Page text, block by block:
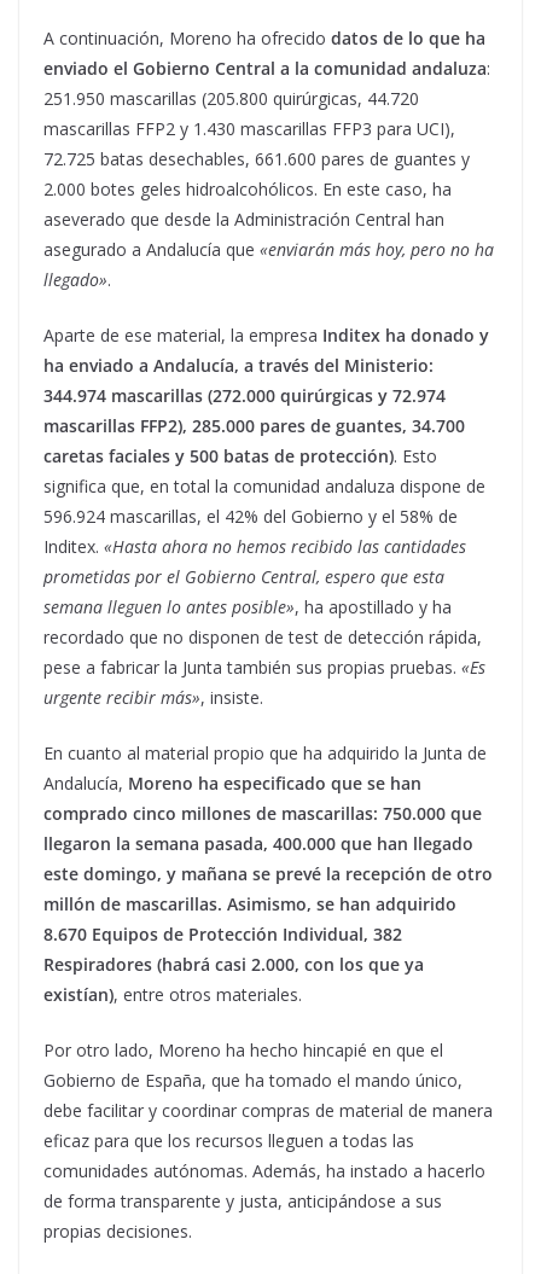
A continuación, Moreno ha ofrecido datos de lo que ha
enviado el Gobierno Central a la comunidad andaluza:
251.950 mascarillas (205.800 quirúrgicas, 44.720
mascarillas FFP2 y 1.430 mascarillas FFP3 para UCI),
72.725 batas desechables, 661.600 pares de guantes y
2.000 botes geles hidroalcohólicos. En este caso, ha
aseverado que desde la Administración Central han
asegurado a Andalucía que «enviarán más hoy, pero no ha
llegado».
Aparte de ese material, la empresa Inditex ha donado y
ha enviado a Andalucía, a través del Ministerio:
344.974 mascarillas (272.000 quirúrgicas y 72.974
mascarillas FFP2), 285.000 pares de guantes, 34.700
caretas faciales y 500 batas de protección). Esto
significa que, en total la comunidad andaluza dispone de
596.924 mascarillas, el 42% del Gobierno y el 58% de
Inditex. «Hasta ahora no hemos recibido las cantidades
prometidas por el Gobierno Central, espero que esta
semana lleguen lo antes posible», ha apostillado y ha
recordado que no disponen de test de detección rápida,
pese a fabricar la Junta también sus propias pruebas. «Es
urgente recibir más», insiste.
En cuanto al material propio que ha adquirido la Junta de
Andalucía, Moreno ha especificado que se han
comprado cinco millones de mascarillas: 750.000 que
llegaron la semana pasada, 400.000 que han llegado
este domingo, y mañana se prevé la recepción de otro
millón de mascarillas. Asimismo, se han adquirido
8.670 Equipos de Protección Individual, 382
Respiradores (habrá casi 2.000, con los que ya
existían), entre otros materiales.
Por otro lado, Moreno ha hecho hincapié en que el
Gobierno de España, que ha tomado el mando único,
debe facilitar y coordinar compras de material de manera
eficaz para que los recursos lleguen a todas las
comunidades autónomas. Además, ha instado a hacerlo
de forma transparente y justa, anticipándose a sus
propias decisiones.